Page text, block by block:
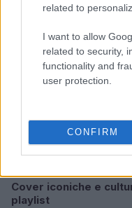
related to
I want to allow
related to security,
functionality and
user protection.
CONFIRM
Cover iconiche e
playlist